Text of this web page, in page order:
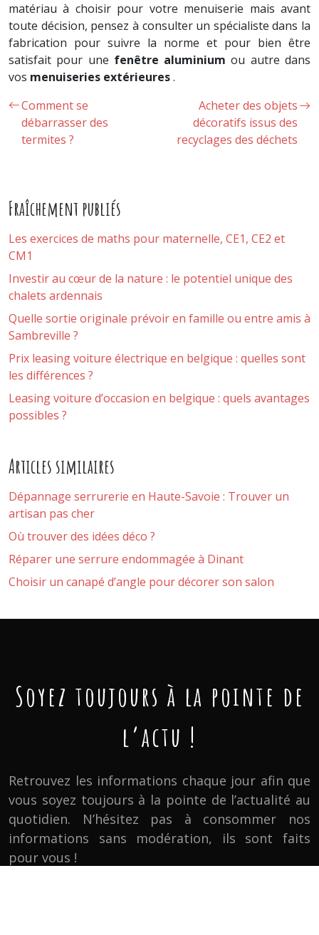
matériau à choisir pour votre menuiserie mais avant
toute décision, pensez à consulter un spécialiste dans la
fabrication pour suivre la norme et pour bien être
satisfait pour une fenêtre aluminium ou autre dans
vos menuiseries extérieures.
Comment se
débarrasser des
termites ?
Acheter des objets
décoratifs issus des
recyclages des déchets
Fraîchement publiés
Les exercices de maths pour maternelle, CE1, CE2 et
CM1
Investir au cœur de la nature : le potentiel unique des
chalets ardennais
Quelle sortie originale prévoir en famille ou entre amis à
Sambreville ?
Prix leasing voiture électrique en belgique : quelles sont
les différences ?
Leasing voiture d’occasion en belgique : quels avantages
possibles ?
Articles similaires
Dépannage serrurerie en Haute-Savoie : Trouver un
artisan pas cher
Où trouver des idées déco ?
Réparer une serrure endommagée à Dinant
Choisir un canapé d’angle pour décorer son salon
Soyez toujours à la pointe de
l’actu !
Retrouvez les informations chaque jour afin que
vous soyez toujours à la pointe de l’actualité au
quotidien. N’hésitez pas à consommer nos
informations sans modération, ils sont faits
pour vous !